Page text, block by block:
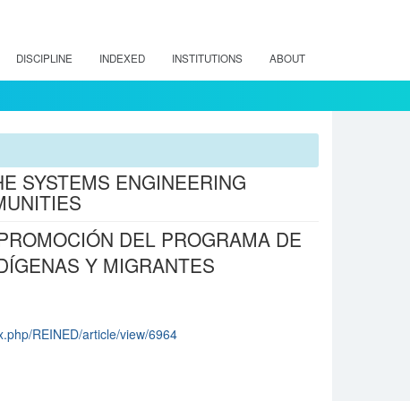
DISCIPLINE INDEXED INSTITUTIONS ABOUT
SYSTEMS ENGINEERING
DEL PROGRAMA DE
Y MIGRANTES
REINED/article/view/6964